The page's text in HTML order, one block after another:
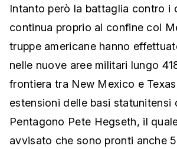
Intanto però la battaglia contro i
continua proprio al confine col
truppe americane hanno
nelle nuove aree militari lungo
frontiera tra New Mexico e
estensioni delle basi statunitensi
Pentagono Pete Hegseth, il
avvisato che sono pronti anche